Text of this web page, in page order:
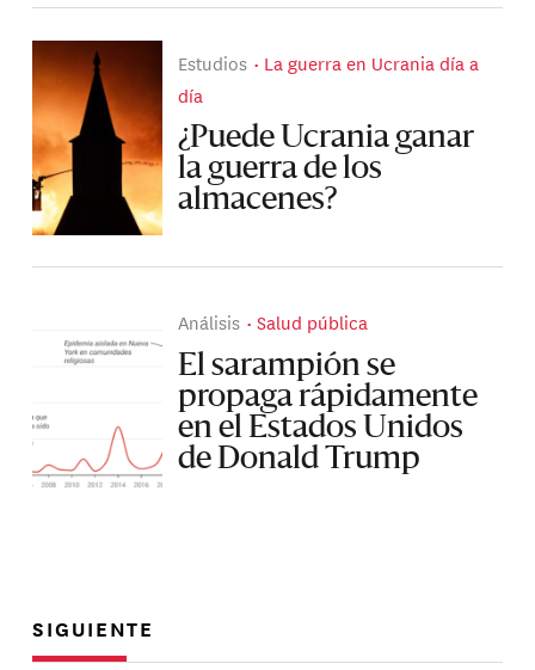
Estudios
La guerra en Ucrania día a
día
¿Puede Ucrania ganar
la guerra de los
almacenes?
Análisis Salud pública
El sarampión se
propaga rápidamente
en el Estados Unidos
de Donald Trump
SIGUIENTE